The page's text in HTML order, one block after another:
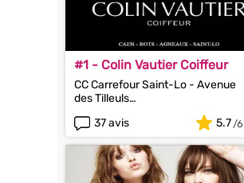
#1 - Colin Vautier Coiffeur
CC Carrefour Saint-Lo - Avenue
des Tilleuls
37 avis 5.7